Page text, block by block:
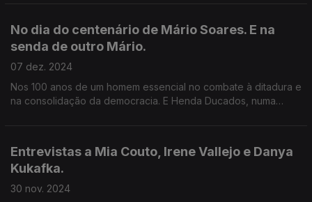
No dia do centenário de Mário Soares. E na
senda de outro Mário.
07 dez. 2024
Nos 100 anos de um homem essencial no combate à ditadura e
na consolidação da democracia. E Henda Ducados, numa
Entrevistas a Mia Couto, Irene Vallejo e Danya
Kukafka.
30 nov. 2024